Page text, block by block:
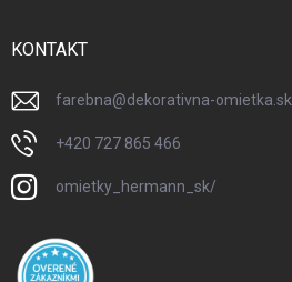
KONTAKT
farebna@dekorativna-omietka.sk
+420 727 865 466
omietky_hermann_sk/